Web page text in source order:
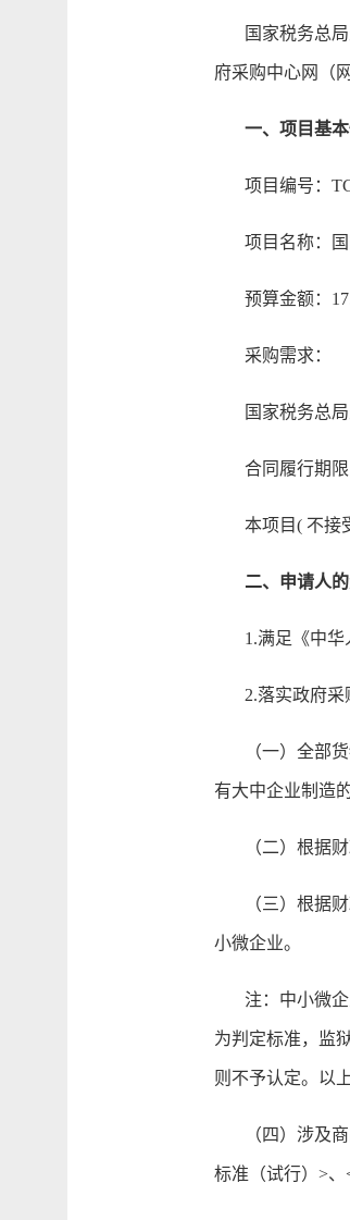
国家税务总局
府采购中心网（
一、项目基
项目编号：
项目名称：国
预算金额：
采购需求：
国家税务总局
合同履行期限
本项目( 不接受
二、申请人的
1.满足《中华
2.落实政府采
（一）全部货
有大中企业制造
（二）根据财
（三）根据财
小微企业。
注：中小微企
为判定标准，监
则不予认定。以
（四）涉及商
标准（试行）>、